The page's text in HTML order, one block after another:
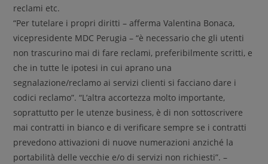
reclami etc.
“Per tutelare i propri diritti – afferma Valentina Bonaca,
vicepresidente MDC Perugia – “è necessario che gli utenti
non trascurino mai di fare reclami, preferibilmente scritti, e
che in tutte le ipotesi in cui aprano una
segnalazione/reclamo ai servizi clienti si facciano dare i
codici reclamo”. “L’altra accortezza molto importante,
soprattutto per le utenze business, è di non sottoscrivere
mai contratti in bianco e di verificare sempre se i contratti
prevedono attivazioni di nuove numerazioni anziché la
portabilità delle vecchie e/o di servizi non richiesti”. –